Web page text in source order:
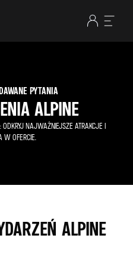
PYTANIA
ALPINE
NAJWAŻNIEJSZE ATRAKCJE I
W OFERCIE.
ALPINE